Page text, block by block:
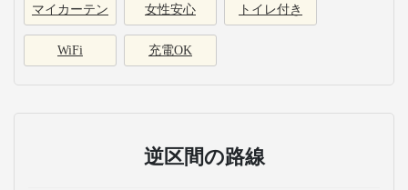
マイカーテン 女性安心 トイレ付き
WiFi 充電OK
逆区間の路線